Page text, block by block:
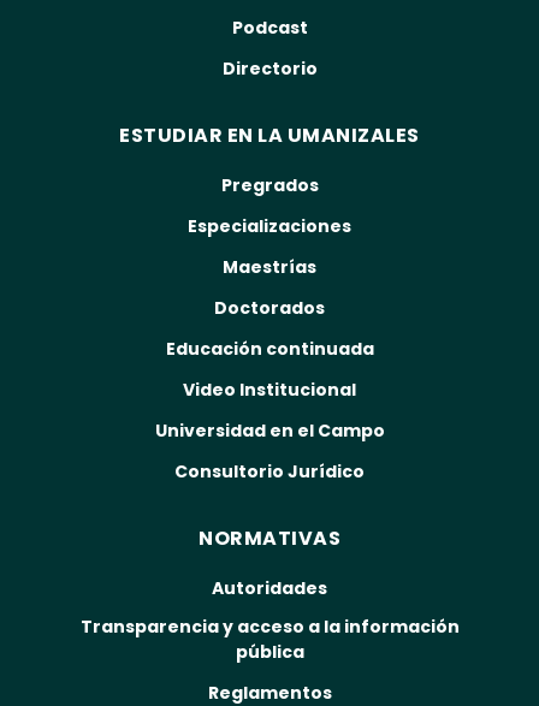
Podcast
Directorio
ESTUDIAR EN LA UMANIZALES
Pregrados
Especializaciones
Maestrías
Doctorados
Educación continuada
Video Institucional
Universidad en el Campo
Consultorio Jurídico
NORMATIVAS
Autoridades
Transparencia y acceso a la información
pública
Reglamentos